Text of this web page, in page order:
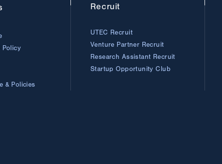
Policy
& Policies
Recruit
UTEC Recruit
Venture Partner Recruit
Research Assistant Recruit
Startup OpportunityClub